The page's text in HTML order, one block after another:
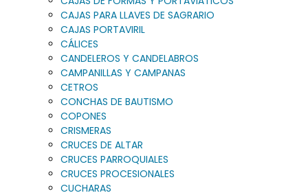
CAJAS PARA LLAVES DE SAGRARIO
CAJAS PORTAVIRIL
CÁLICES
CANDELEROS Y CANDELABROS
CAMPANILLAS Y CAMPANAS
CETROS
CONCHAS DE BAUTISMO
COPONES
CRISMERAS
CRUCES DE ALTAR
CRUCES PARROQUIALES
CRUCES PROCESIONALES
CUCHARAS